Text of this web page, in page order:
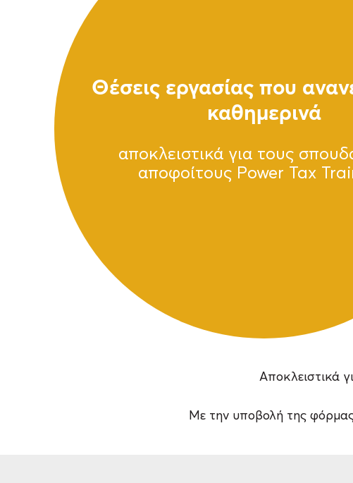
Θέσεις εργασίας που
καθημερινά
αποκλειστικά για τους
αποφοίτους Power Tax
Αποκλειστικά
Με την υποβολή της φόρμας